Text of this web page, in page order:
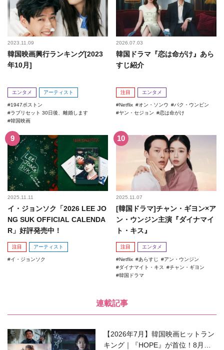
2023.11.09
韓国映画興行ランキング[2023
年10月]
エンタメ アーティスト
1947ボストン
ラブリセット 30日後、離婚します
韓国映画
2026.07.03
韓国ドラマ『恋は命がけ』あら
すじ紹介
注目 エンタメ
Netflix オン・ソンウ
パク・ウンビン
ヤン・セジョン
恋は命がけ
2025.11.11
イ・ジョンソク「2026 LEE JO
NG SUK OFFICIAL CALENDA
R」好評発売中！
注目 アーティスト
イ・ジョンソク
2025.11.07
[韓国ドラマ]チャン・ギヨン×ア
ン・ウンジン主演『ダイナマイ
ト・キス』
注目 エンタメ
Netflix あらすじ
アン・ウンジン
ダイナマイト・キス
チャン・ギヨン
韓国ドラマ
連載記事
【2026年7月】韓国映画ヒットラン
キング｜『HOPE』が首位！8月公